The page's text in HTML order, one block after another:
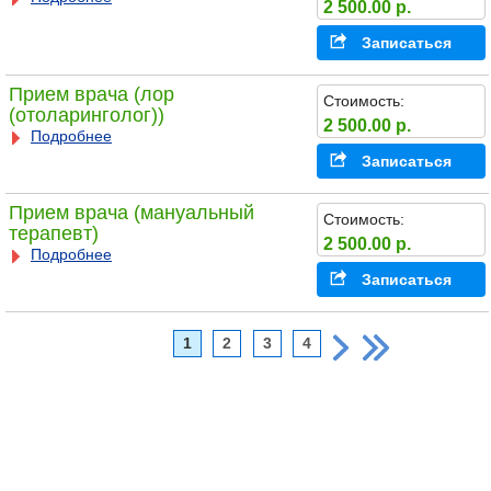
2 500.00 р.
Записаться
Прием врача (лор
(отоларинголог))
Подробнее
Стоимость:
2 500.00 р.
Записаться
Прием врача (мануальный
терапевт)
Подробнее
Стоимость:
2 500.00 р.
Записаться
1 2 3 4